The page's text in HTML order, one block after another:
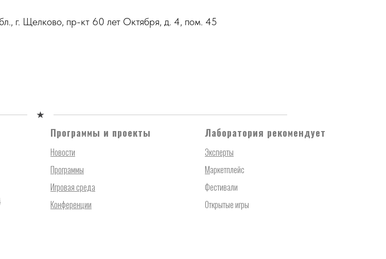
г. Щелково, пр-кт 60 лет Октября, д. 4, пом. 45
Программы и проекты
Новости
Программы
Игровая среда
Конференции
Лаборатория рекомендует
Эксперты
Маркетплейс
Фестивали
Открытые игры